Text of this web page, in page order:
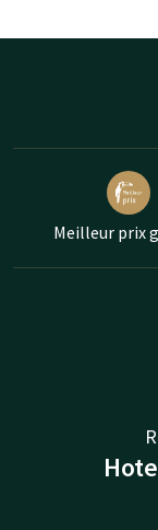
Meilleur prix